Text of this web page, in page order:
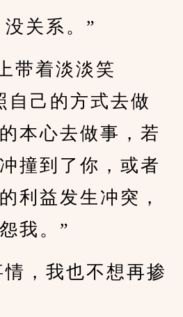
关系。”
带着淡淡笑
自己的方式去做
本心去做事，若
撞到了你，或者
利益发生冲突，
我。”
，我也不想再掺